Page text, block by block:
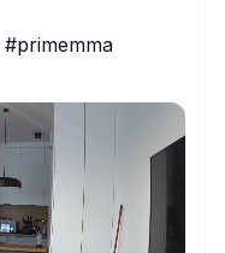
#primemma